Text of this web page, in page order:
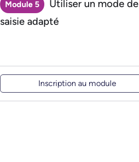
Module 5
Utiliser un mode de
saisie adapté
Inscription au module